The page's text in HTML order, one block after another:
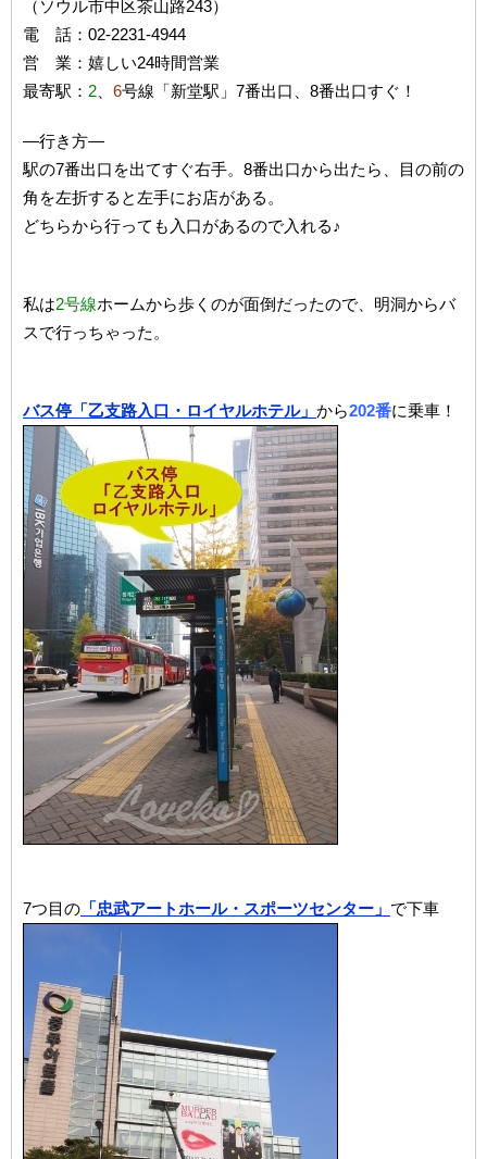
（ソウル市中区茶山路243）
電 話：02-2231-4944
営 業：嬉しい24時間営業
最寄駅： 2 6号線「新堂駅」7番出口、8番出口すぐ！
―行き方―
駅の7番出口を出てすぐ右手。8番出口から出たら、目の前の
角を左折すると左手にお店がある。
どちらから行っても入口があるので入れる♪
私は2号線ホームから歩くのが面倒だったので、明洞からバ
スで行っちゃった。
バス停「乙支路入口・ロイヤルホテル」 から202番に乗車！
7つ目の 「忠武アートホール・スポーツセンター」 で下車